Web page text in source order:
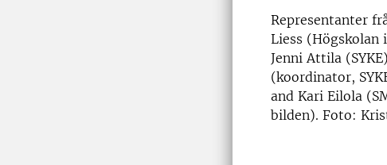
Representanter
Liess (Högskolan
Jenni Attila
(koordinator,
and Kari Eilola
bilden). Foto: